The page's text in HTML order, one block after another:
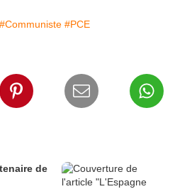
#Communiste #PCE
de